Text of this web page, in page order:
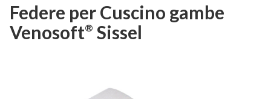
Federe per Cuscino gambe
Venosoft® Sissel